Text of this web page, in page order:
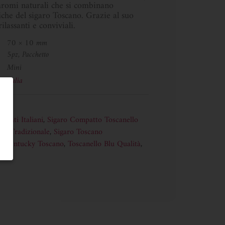
naturali che si combinano
del sigaro Toscano. Grazie al suo
e conviviali.
70 × 10 mm
5pz, Pacchetto
Mini
Italia
Italiani, Sigaro Compatto Toscanello
Tradizionale, Sigaro Toscano
Kentucky Toscano, Toscanello Blu Qualità,